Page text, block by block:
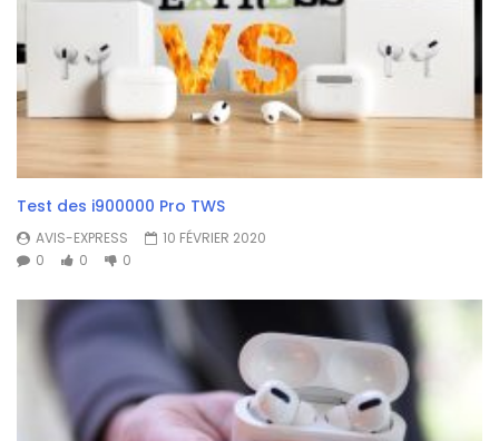
Test des i900000 Pro TWS
AVIS-EXPRESS
10 FÉVRIER 2020
0
0 0